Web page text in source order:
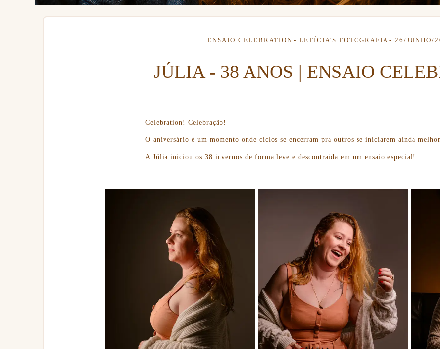
ENSAIO CELEBRATION LETÍCIA'S FOTOGRAFIA 26/JUNHO/
JÚLIA - 38 ANOS | ENSAIO
Celebration! Celebração!
O aniversário é um momento onde ciclos se encerram pra outros se iniciarem ainda
A Júlia iniciou os 38 invernos de forma leve e descontraída em um ensaio especial!